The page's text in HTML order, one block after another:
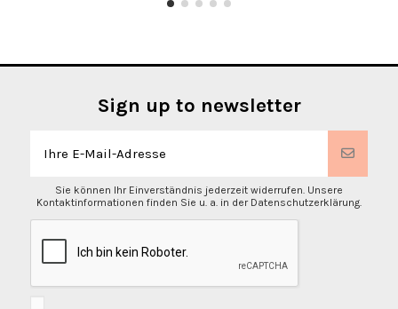
Sign up to newsletter
Sie können Ihr Einverständnis jederzeit widerrufen. Unsere
Kontaktinformationen finden Sie u. a. in der Datenschutzerklärung.